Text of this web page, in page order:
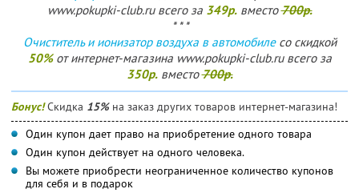
www.pokupki-club.ru всего за 349р.вместо700р.
* * *
Очиститель и ионизатор воздуха в автомобилесо скидкой
50%от интернет-магазина www.pokupki-club.ru всего за
350р.вместо700р.
Бонус!Скидка 15%на заказ других товаров интернет-магазина!
Один купон дает право на приобретение одного товара
Один купон действует на одного человека.
Вы можете приобрести неограниченное количество купонов
для себя и в подарок